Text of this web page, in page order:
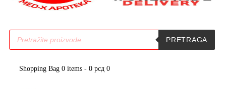
PRETRAGA
Shopping Bag 0 items - 0 рсд 0